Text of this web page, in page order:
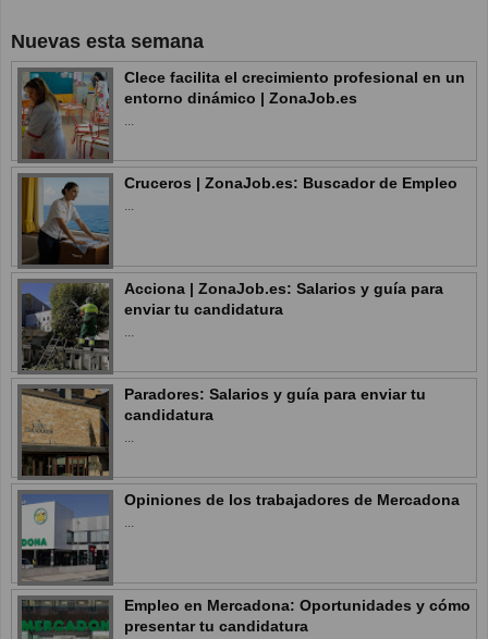
Nuevas esta semana
Clece facilita el crecimiento profesional en un
entorno dinámico | ZonaJob.es
Cruceros | ZonaJob.es: Buscador de Empleo
Acciona | ZonaJob.es: Salarios y guía para
enviar tu candidatura
Paradores: Salarios y guía para enviar tu
candidatura
Opiniones de los trabajadores de Mercadona
Empleo en Mercadona: Oportunidades y cómo
presentar tu candidatura